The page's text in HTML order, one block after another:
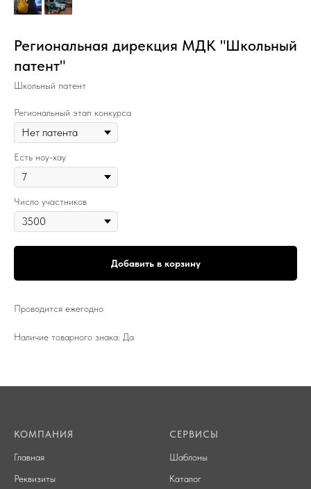
Региональная дирекция МДК "Школьный
патент"
Школьный патент
Региональный этап конкурса
Есть ноу-хау
Число участников
Добавить в корзину
Проводится ежегодно
Наличие товарного знака: Да
КОМПАНИЯ
Главная
Реквизиты
СЕРВИСЫ
Шаблоны
Каталог